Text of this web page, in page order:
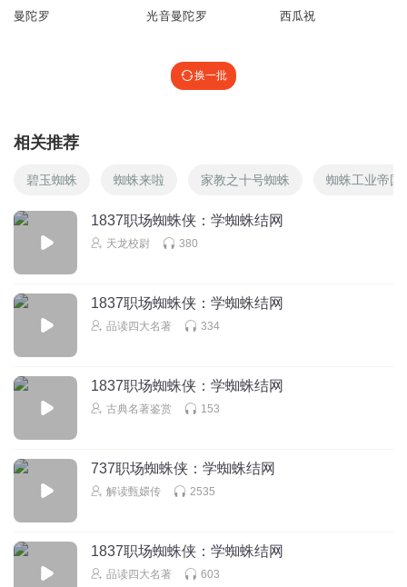
曼陀罗 光音曼陀罗 西瓜祝
换一批
相关推荐
碧玉蜘蛛 蜘蛛来啦 家教之十号蜘蛛 蜘蛛工业帝国
1837职场蜘蛛侠：学蜘蛛结网
天龙校尉 380
1837职场蜘蛛侠：学蜘蛛结网
品读四大名著 334
1837职场蜘蛛侠：学蜘蛛结网
古典名著鉴赏 153
737职场蜘蛛侠：学蜘蛛结网
解读甄嬛传 2535
1837职场蜘蛛侠：学蜘蛛结网
品读四大名著 603